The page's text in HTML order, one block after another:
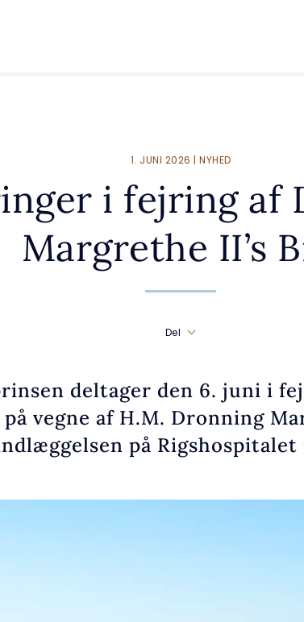
1. JUNI 2026 | NYHED
i fejring af
Margrethe II’s
Del
deltager den 6. juni i
på vegne af H.M. Dronning
på Rigshospitalet